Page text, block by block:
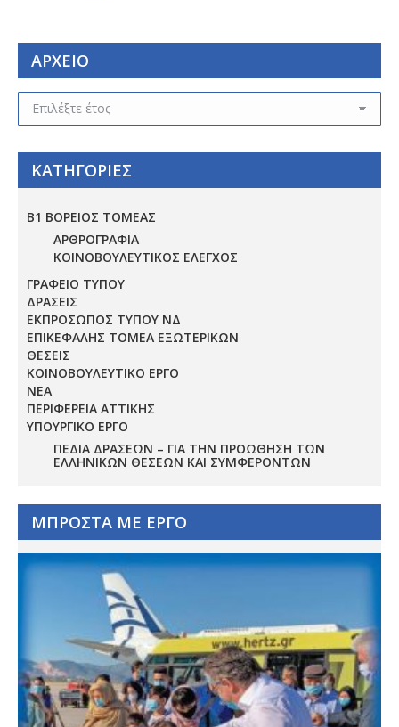
ΑΡΧΕΙΟ
ΑΡΧΕΙΟ
ΚΑΤΗΓΟΡΙΕΣ
Β1 ΒΟΡΕΙΟΣ ΤΟΜΕΑΣ
ΑΡΘΡΟΓΡΑΦΙΑ
ΚΟΙΝΟΒΟΥΛΕΥΤΙΚΟΣ ΕΛΕΓΧΟΣ
ΓΡΑΦΕΙΟ ΤΥΠΟΥ
ΔΡΑΣΕΙΣ
ΕΚΠΡΟΣΩΠΟΣ ΤΥΠΟΥ ΝΔ
ΕΠΙΚΕΦΑΛΗΣ ΤΟΜΕΑ ΕΞΩΤΕΡΙΚΩΝ
ΘΕΣΕΙΣ
ΚΟΙΝΟΒΟΥΛΕΥΤΙΚΟ ΕΡΓΟ
ΝΕΑ
ΠΕΡΙΦΕΡΕΙΑ ΑΤΤΙΚΗΣ
ΥΠΟΥΡΓΙΚΟ ΕΡΓΟ
ΠΕΔΊΑ ΔΡΆΣΕΩΝ – ΓΙΑ ΤΗΝ ΠΡΟΏΘΗΣΗ ΤΩΝ
ΕΛΛΗΝΙΚΏΝ ΘΈΣΕΩΝ ΚΑΙ ΣΥΜΦΕΡΌΝΤΩΝ
ΜΠΡΟΣΤΑ ΜΕ ΕΡΓΟ